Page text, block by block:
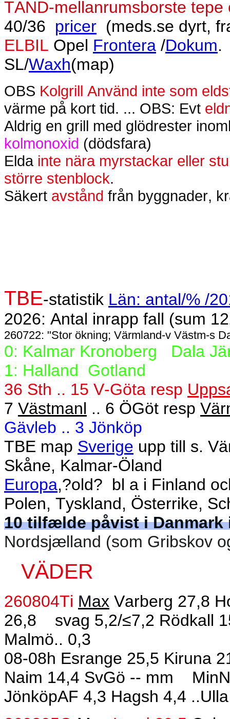
TAND-mellanrumsborste tepe
40/36 pricer (meds.se dyrt,
ELBIL Opel Frontera /Dokum.
SL/Waxh(map)
OBS Kolgrill Använd inte som
värme på kort tid. ... OBS: Evt
Aldrig en grill med glödrester
kolmonoxid (dödsfara)
Elda inte nära myrstackar eller
större stenblock.
Säkert avstånd från byggnader,
TBE-statistik Län: antal/% /
2026: Antal inrapp fall (sum
260722: "Stor ökning; Värmland-v Västm-s
0: Kalmar Kronoberg
Dala
1: Halland Gotland
36 Sth .. 15 V-Göta resp
7 Västmanl .. 6 ÖGöt resp
Gävleb .. 3 Jönköp
TBE map Sverige upp till s.
Skåne, Kalmar-Öland
Europa,?old? bl a i Finland
Polen, Tyskland, Österrike,
10 tilfælde påvist i Danmark
Nordsjælland (som Gribskov
VÄDER
260804Ti Max Varberg 27,8
26,8
svag 5,2/≤7,2 Rödkall
Malmö.. 0,3
08-08h Esrange 25,5 Kiruna
Naim 14,4 SvGö -- mm
JönköpAF 4,3 Hagsh 4,4